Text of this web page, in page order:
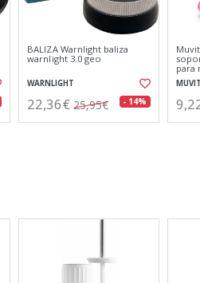
Garmin dēzl™ dualview
negro / sistema de cámaras
para camiones
GARMIN
889,81€ 1032,82€
- 14%